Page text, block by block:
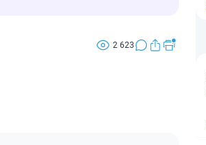
2 623